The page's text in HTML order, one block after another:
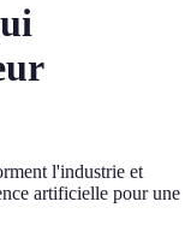
l'industrie et
artificielle pour une